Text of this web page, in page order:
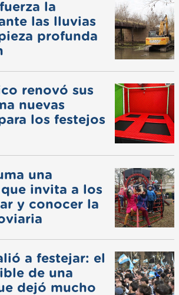
la
las lluvias
profunda
renovó sus
nuevas
los festejos
una
invita a los
y conocer la
a festejar: el
de una
dejó mucho